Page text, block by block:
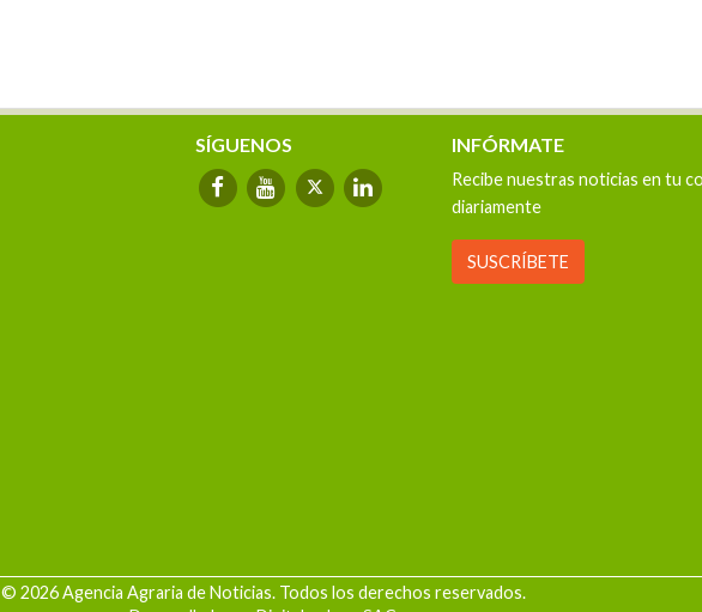
SÍGUENOS INFÓRMATE
Recibe nuestras noticias en tu
diariamente
SUSCRÍBETE
© 2026 Agencia Agraria de Noticias. Todos los derechos reservados.